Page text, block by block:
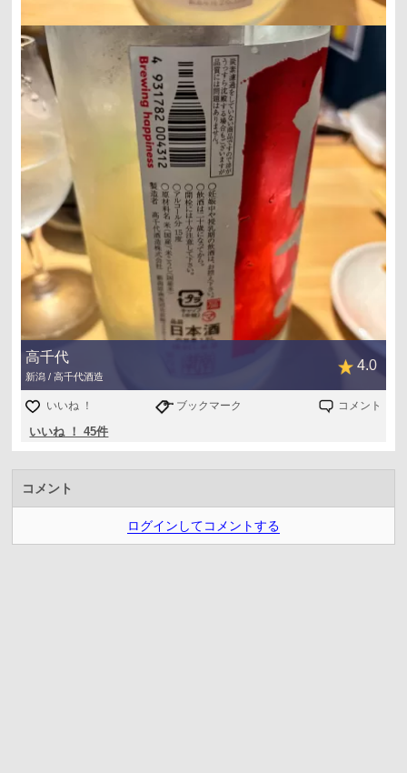
高千代
新潟 / 高千代酒造
4.0
いいね ！ ブックマーク コメント
いいね ！ 45件
コメント
ログインしてコメントする